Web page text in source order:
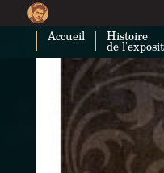
Accueil Histoire
de